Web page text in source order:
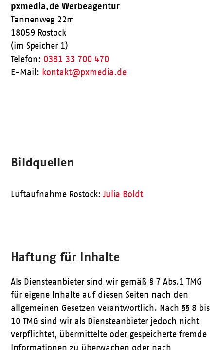
pxmedia.de Werbeagentur
Tannenweg 22m
18059 Rostock
(im Speicher 1)
Telefon: 0381 33 700 470
E-Mail: kontakt@pxmedia.de
Bildquellen
Luftaufnahme Rostock:Julia Boldt
Haftung für Inhalte
Als Diensteanbieter sind wir gemäß § 7 Abs.1 TMG
für eigene Inhalte auf diesen Seiten nach den
allgemeinen Gesetzen verantwortlich. Nach §§ 8 bis
10 TMG sind wir als Diensteanbieter jedoch nicht
verpflichtet, übermittelte oder gespeicherte fremde
Informationen zu überwachen oder nach